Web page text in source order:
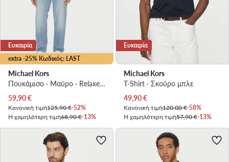
extra -25% Κωδικός: LAST
Ευκαιρία
Michael Kors
Πουκάμισο · Μαύρο · Relaxed Fit
Τρέχουσα τιμή
59,90€
Κανονική τιμή125,90 €-52%
Η χαμηλότερη τιμή68,90 €-13%
Ευκαιρία
Michael Kors
T-Shirt · Σκούρο μπλε
Τρέχουσα τιμή
49,90€
Κανονική τιμή120,00 €-58%
Η χαμηλότερη τιμή57,90 €-13%